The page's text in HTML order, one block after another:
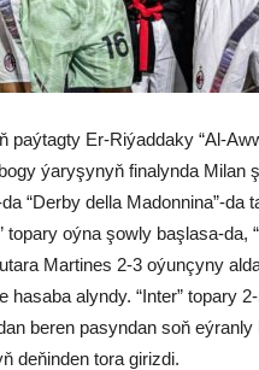
paýtagty Er-Riýaddaky “Al-
ýaryşynyň finalynda Milan
“Derby della Madonnina”-
topary oýna şowly başlasa-
Martines 2-3 oýunçyny
hasaba alyndy. “Inter” topary
beren pasyndan soň
deňinden tora girizdi.